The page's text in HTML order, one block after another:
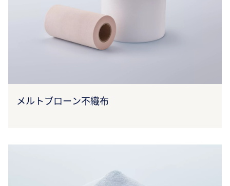
メルトブローン不織布